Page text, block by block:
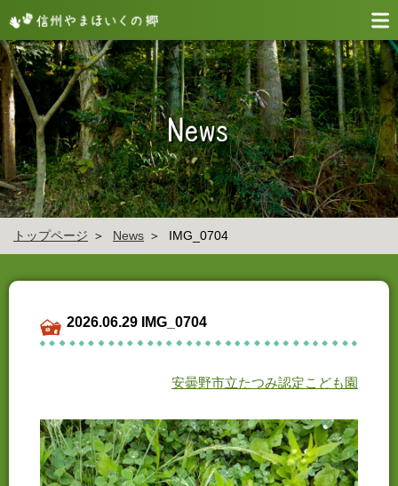
トップページ News IMG_0704
2026.06.29 IMG_0704
安曇野市立たつみ認定こども園